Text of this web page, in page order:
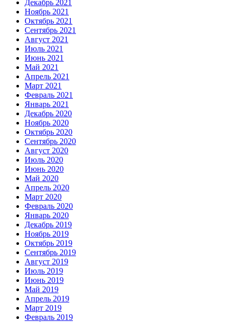
Декабрь 2021
Ноябрь 2021
Октябрь 2021
Сентябрь 2021
Август 2021
Июль 2021
Июнь 2021
Май 2021
Апрель 2021
Март 2021
Февраль 2021
Январь 2021
Декабрь 2020
Ноябрь 2020
Октябрь 2020
Сентябрь 2020
Август 2020
Июль 2020
Июнь 2020
Май 2020
Апрель 2020
Март 2020
Февраль 2020
Январь 2020
Декабрь 2019
Ноябрь 2019
Октябрь 2019
Сентябрь 2019
Август 2019
Июль 2019
Июнь 2019
Май 2019
Апрель 2019
Март 2019
Февраль 2019